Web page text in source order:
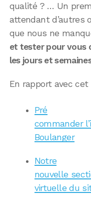
qualité ? … Un
attendant d’autres
que nous ne
et tester pour vous
les jours et
En rapport avec cet
Pré
commander
Boulanger
Notre
nouvelle
virtuelle du